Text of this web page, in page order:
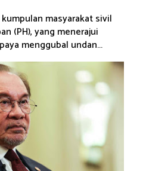
kumpulan masyarakat sivil
(PH), yang menerajui
menggubal undan...